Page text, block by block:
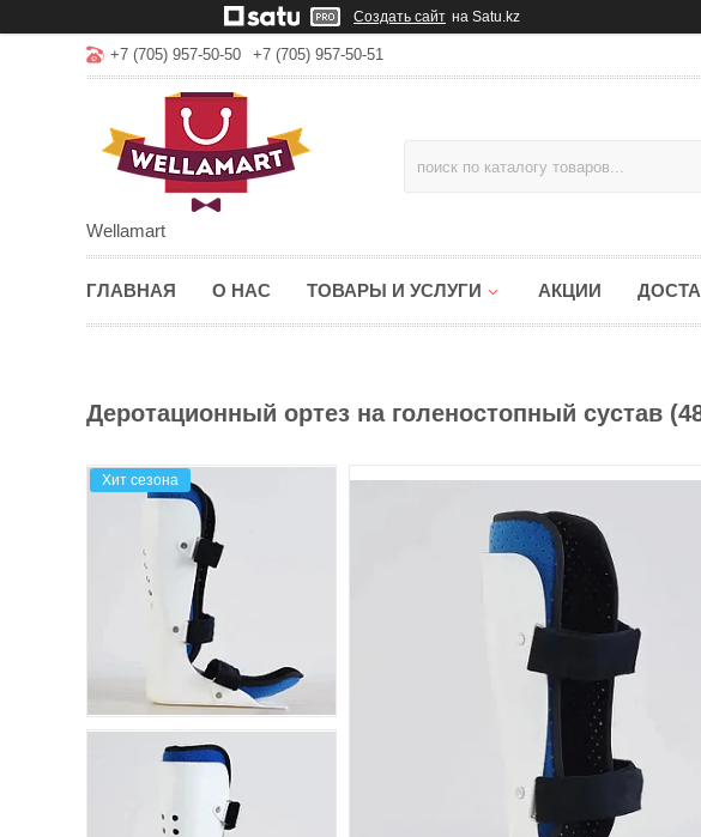
Создать сайт на Satu.kz
+7 (705) 957-50-50 +7 (705) 957-50-51
Wellamart
ГЛАВНАЯ О НАС ТОВАРЫ И УСЛУГИ АКЦИИ
Деротационный ортез на голеностопный сустав
Хит сезона